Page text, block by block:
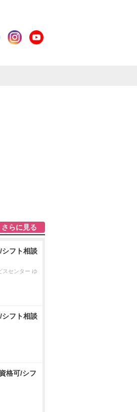
さらに見る
シフト相談
スセンター ゆ
シフト相談
格可/シフ